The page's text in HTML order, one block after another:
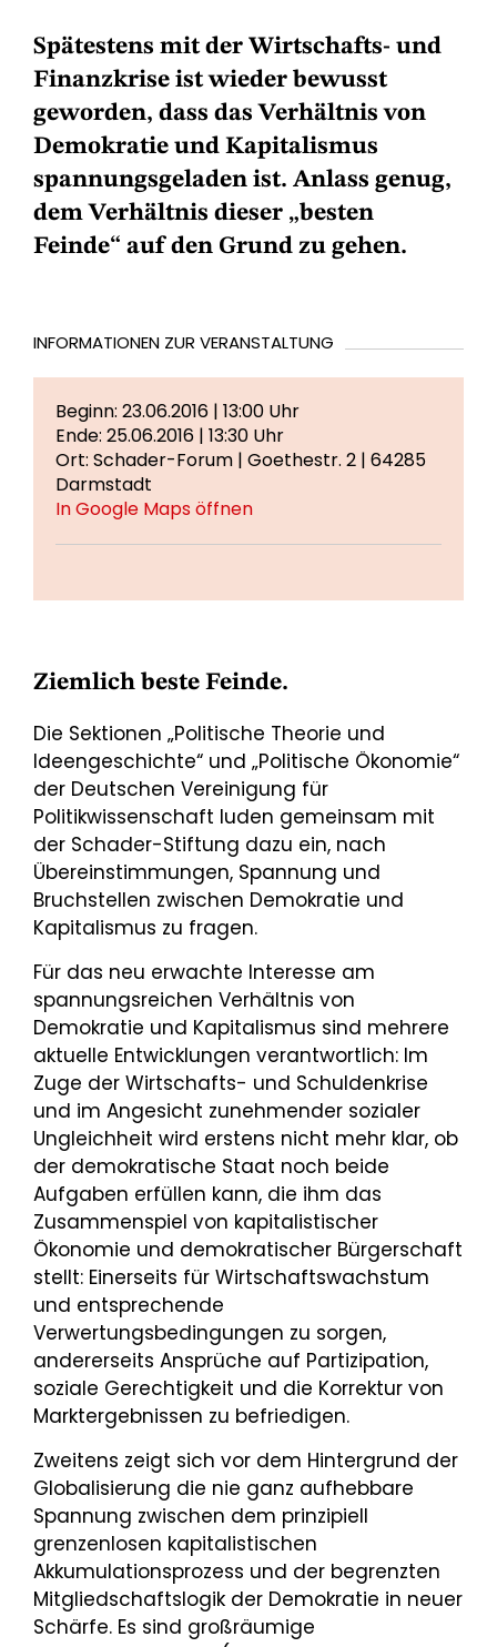
Spätestens mit der Wirtschafts- und
Finanzkrise ist wieder bewusst
geworden, dass das Verhältnis von
Demokratie und Kapitalismus
spannungsgeladen ist. Anlass genug,
dem Verhältnis dieser „besten
Feinde“ auf den Grund zu gehen.
INFORMATIONEN ZUR VERANSTALTUNG
Beginn: 23.06.2016 | 13:00 Uhr
Ende: 25.06.2016 | 13:30 Uhr
Ort: Schader-Forum | Goethestr. 2 | 64285
Darmstadt
In Google Maps öffnen
Ziemlich beste Feinde.
Die Sektionen „Politische Theorie und
Ideengeschichte“ und „Politische Ökonomie“
der Deutschen Vereinigung für
Politikwissenschaft luden gemeinsam mit
der Schader-Stiftung dazu ein, nach
Übereinstimmungen, Spannung und
Bruchstellen zwischen Demokratie und
Kapitalismus zu fragen.
Für das neu erwachte Interesse am
spannungsreichen Verhältnis von
Demokratie und Kapitalismus sind mehrere
aktuelle Entwicklungen verantwortlich: Im
Zuge der Wirtschafts- und Schuldenkrise
und im Angesicht zunehmender sozialer
Ungleichheit wird erstens nicht mehr klar, ob
der demokratische Staat noch beide
Aufgaben erfüllen kann, die ihm das
Zusammenspiel von kapitalistischer
Ökonomie und demokratischer Bürgerschaft
stellt: Einerseits für Wirtschaftswachstum
und entsprechende
Verwertungsbedingungen zu sorgen,
andererseits Ansprüche auf Partizipation,
soziale Gerechtigkeit und die Korrektur von
Marktergebnissen zu befriedigen.
Zweitens zeigt sich vor dem Hintergrund der
Globalisierung die nie ganz aufhebbare
Spannung zwischen dem prinzipiell
grenzenlosen kapitalistischen
Akkumulationsprozess und der begrenzten
Mitgliedschaftslogik der Demokratie in neuer
Schärfe. Es sind großräumige